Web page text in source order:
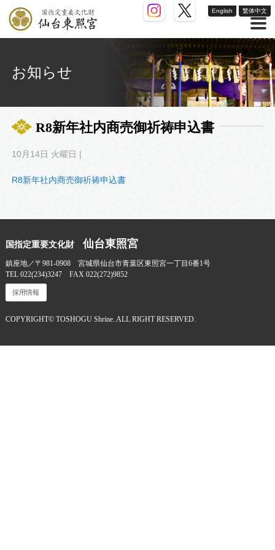
English 繁体中文
お知らせ
R8新年社内商売御祈祷申込書
10月14日 火曜日 |
R8新年社内商売御祈祷申込書
国指定重要文化財 仙台東照宮
鎮座地／〒981-0908 宮城県仙台市青葉区東照宮一丁目6番1号
TEL 022(234)3247 FAX 022(272)9852
採用情報
COPYRIGHT© TOSHOGU Shrine. ALL RIGHT RESERVED.